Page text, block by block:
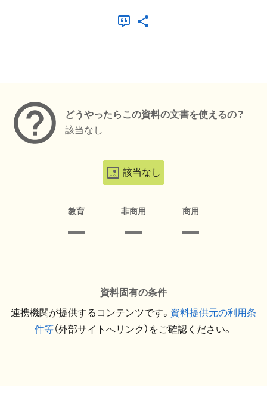
どうやったらこの資料の文書を使えるの？
該当なし
該当なし
教育 非商用 商用
資料固有の条件
連携機関が提供するコンテンツです。 資料提供元の利用条
件等（外部サイトへリンク）をご確認ください。